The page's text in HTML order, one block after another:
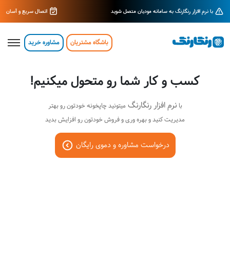
با نرم افزار رنگارنگ به سامانه مودیان متصل شوید اتصال سریع و آسان
باشگاه مشتریان مشاوره خرید
کسب و کار شما رو متحول میکنیم!
نرم افزار رنگارنگمیتونید چاپخونه خودتون رو بهتر
مدیریت کنید و بهره وری و فروش خودتون رو افزایش بدید
درخواست مشاوره و دموی رایگان